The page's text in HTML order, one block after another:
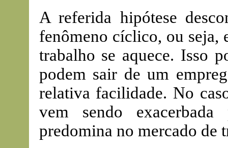
A referida hipótese
fenômeno cíclico, ou seja,
trabalho se aquece. Isso
podem sair de um
relativa facilidade. No
vem sendo
predomina no mercado de